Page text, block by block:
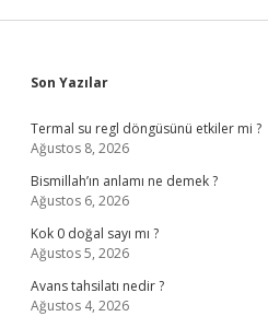
Sidebar
Son Yazılar
Termal su regl döngüsünü etkiler mi ?
Ağustos 8, 2026
Bismillah’ın anlamı ne demek ?
Ağustos 6, 2026
Kok 0 doğal sayı mı ?
Ağustos 5, 2026
Avans tahsilatı nedir ?
Ağustos 4, 2026